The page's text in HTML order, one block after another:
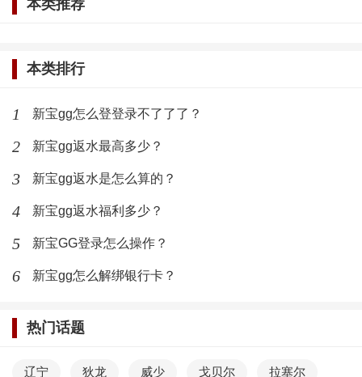
大家完成登录操作了。当然这个账号也是多平台可以共
可以在手机端和电脑端通用。
新宝gg这个平台，它的使用用户量也是非常大的。
虽说大家平时在这里进行娱乐游戏和在线服务的时候，
也会有更好的体验，能够真正的感受到多人在线同乐的
最新文章
新宝GG黑钱了怎么办？
本类推荐
本类排行
1 新宝gg怎么登登录不了了了？
2 新宝gg返水最高多少？
3 新宝gg返水是怎么算的？
4 新宝gg返水福利多少？
5 新宝GG登录怎么操作？
6 新宝gg怎么解绑银行卡？
热门话题
辽宁 狄龙 威少 戈贝尔 拉塞尔